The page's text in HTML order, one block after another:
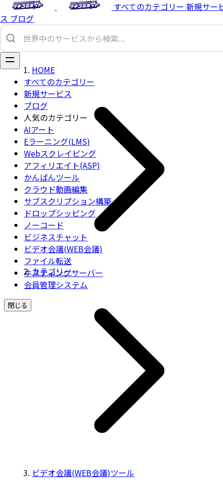
すべてのカテゴリー 新規サー
ス ブログ
すべてのカテゴリー
新規サービス
ブログ
人気のカテゴリー
AIアート
Eラーニング(LMS)
Webスクレイピング
アフィリエイト(ASP)
かんばんツール
クラウド動画編集
サブスクリプション構築
ドロップシッピング
ノーコード
ビジネスチャット
ビデオ会議(WEB会議)
ファイル転送
ホスティングサーバー
会員管理システム
閉じる
HOME
カテゴリー
ビデオ会議(WEB会議)ツール